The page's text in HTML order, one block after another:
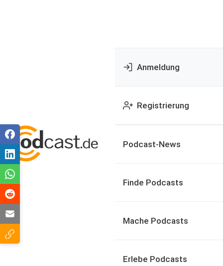
Anmeldung
Registrierung
Podcast-News
Finde Podcasts
Mache Podcasts
Erlebe Podcasts